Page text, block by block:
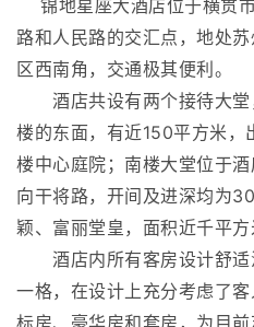
锦地星座大酒店位于横贯
路和人民路的交汇点，地处
区西南角，交通极其便利。
酒店共设有两个接待大堂
楼的东面，有近150平方米，
楼中心庭院；南楼大堂位于
向干将路，开间及进深均为
颖、富丽堂皇，面积近千平方
酒店内所有客房设计舒适
一格，在设计上充分考虑了
标房、豪华房和套房，为目